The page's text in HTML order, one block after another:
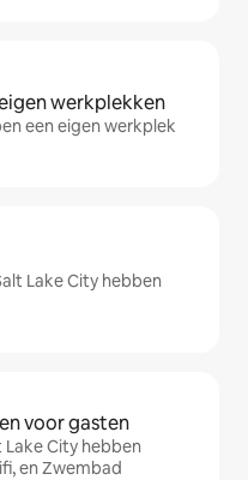
werkplekken
een eigen werkplek
Lake City hebben
voor gasten
Lake City hebben
en Zwembad